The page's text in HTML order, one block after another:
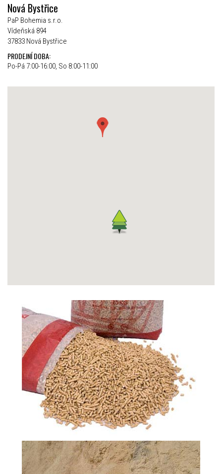
Nová Bystřice
PaP Bohemia s.r.o.
Vídeňská 894
37833 Nová Bystřice
PRODEJNÍ DOBA:
Po-Pá 7:00-16:00, So 8:00-11:00